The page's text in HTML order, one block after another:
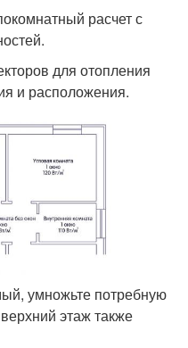
расчет с
для отопления
и расположения.
умножьте потребную
этаж также